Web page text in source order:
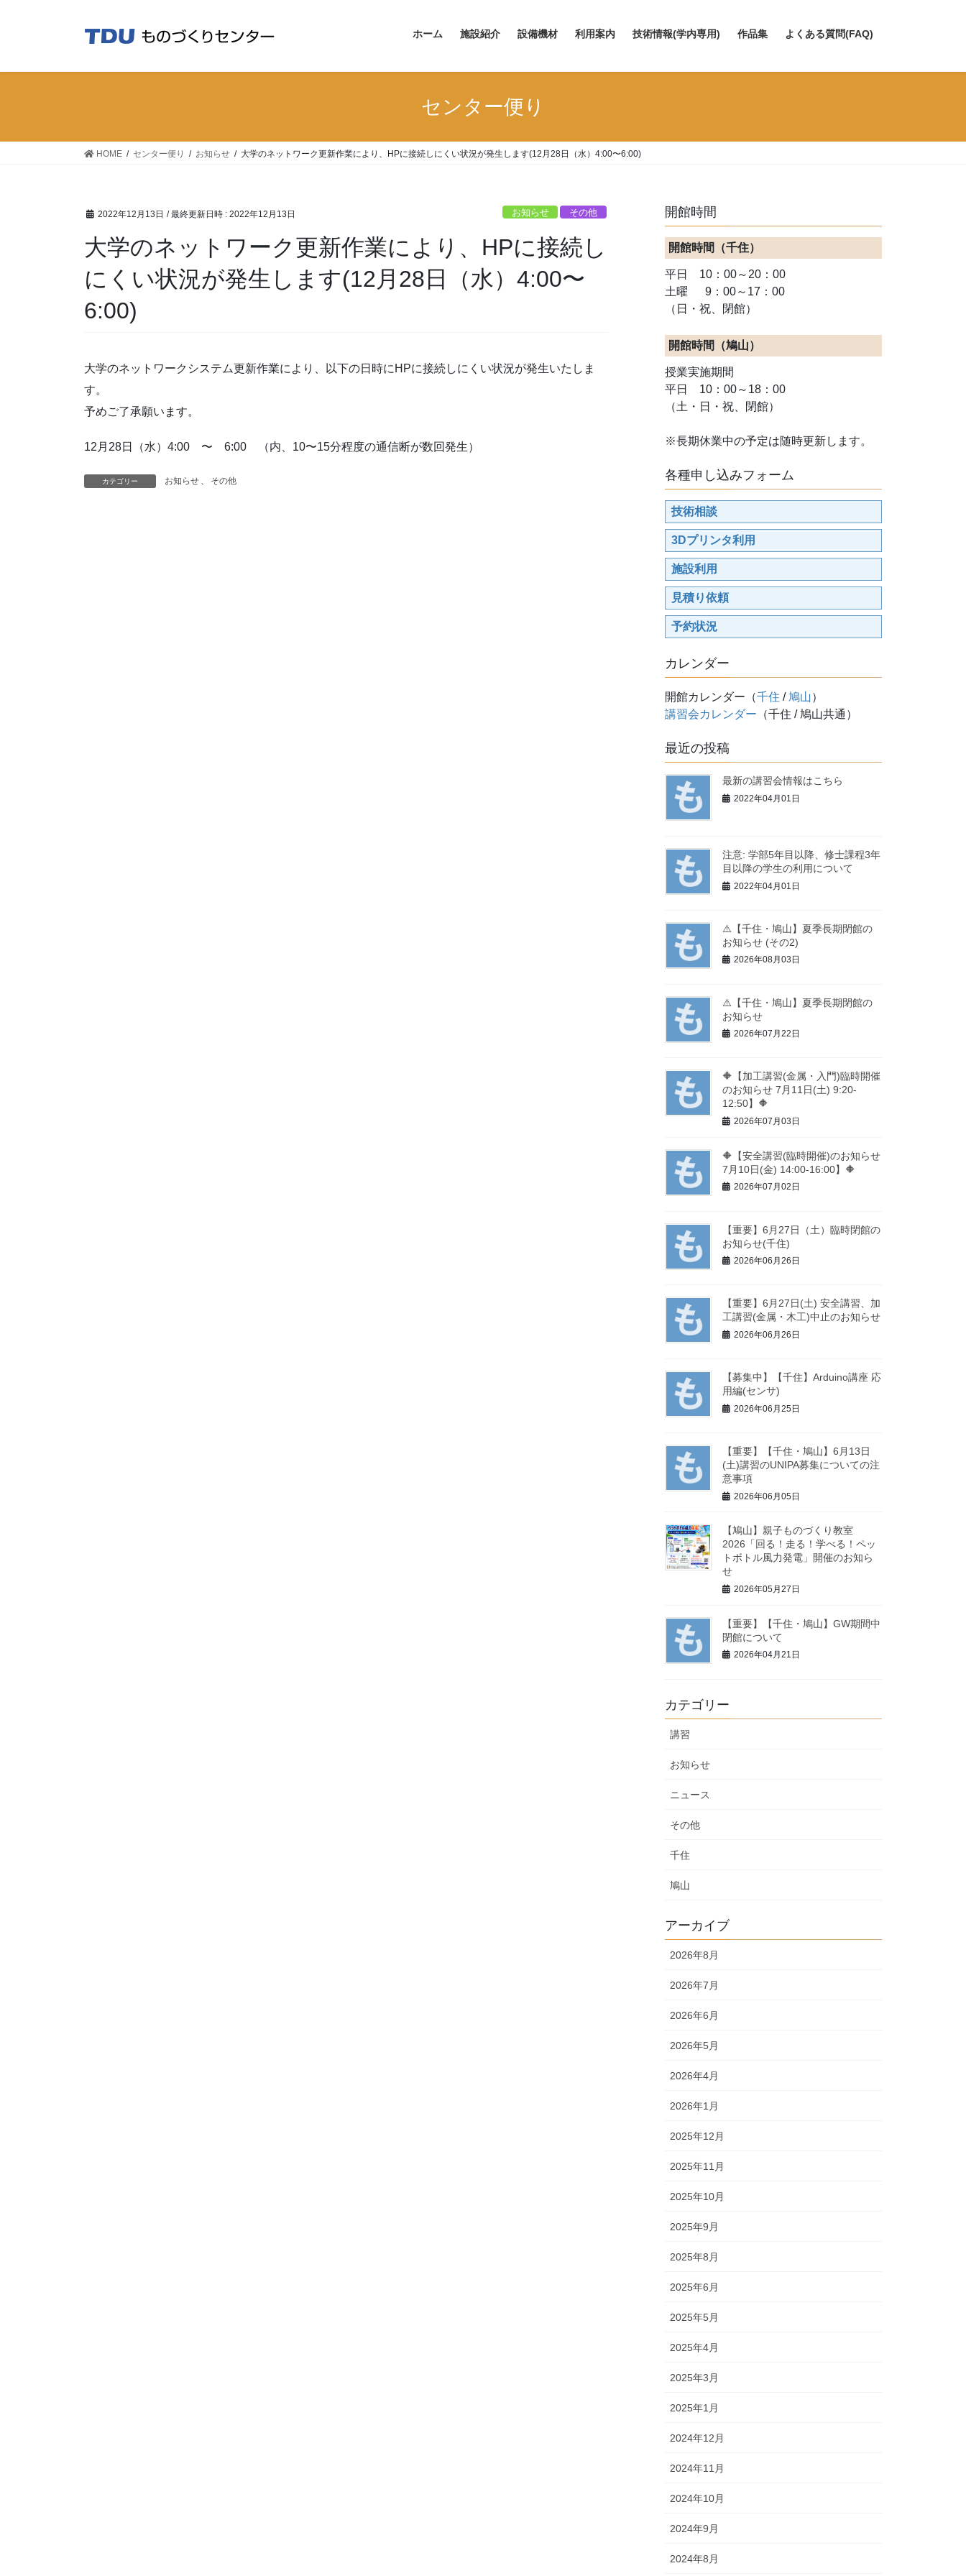
ッ
移
ホーム 施設紹介 設備機材 利用案内 技術情報(学内専用) 作品集 よくある質問(FAQ)
センター便り
HOME センター便り お知らせ 大学のネットワーク更新作業により、HPに接続しにくい状況が発生します(12月28日（水）4:00〜6:00)
2022年12月13日 / 最終更新日時 : 2022年12月13日 その他
お知らせ
大学のネットワーク更新作業により、HPに接続し
にくい状況が発生します(12月28日（水）4:00〜
6:00)
大学のネットワークシステム更新作業により、以下の日時にHPに接続しにくい状況が発生いたしま
す。
予めご了承願います。
12月28日（水）4:00 〜 6:00 （内、10〜15分程度の通信断が数回発生）
カテゴリー お知らせ その他
開館時間
開館時間（千住）
平日 10：00～20：00
土曜 9：00～17：00
（日・祝、閉館）
開館時間（鳩山）
授業実施期間
平日 10：00～18：00
（土・日・祝、閉館）
※長期休業中の予定は随時更新します。
各種申し込みフォーム
技術相談
3Dプリンタ利用
施設利用
見積り依頼
予約状況
カレンダー
開館カレンダー（千住 /鳩山）
講習会カレンダー （千住 / 鳩山共通）
最近の投稿
最新の講習会情報はこちら
2022年04月01日
注意: 学部5年目以降、修士課程3年
目以降の学生の利用について
2022年04月01日
⚠️【千住・鳩山】夏季長期閉館の
お知らせ (その2)
2026年08月03日
⚠️【千住・鳩山】夏季長期閉館の
お知らせ
2026年07月22日
🔶【加工講習(金属・入門)臨時開催
のお知らせ 7月11日(土) 9:20-
12:50】🔶
2026年07月03日
🔶【安全講習(臨時開催)のお知らせ
7月10日(金) 14:00-16:00】🔶
2026年07月02日
【重要】6月27日（土）臨時閉館の
お知らせ(千住)
2026年06月26日
【重要】6月27日(土) 安全講習、加
工講習(金属・木工)中止のお知らせ
2026年06月26日
【募集中】【千住】Arduino講座 応
用編(センサ)
2026年06月25日
【重要】【千住・鳩山】6月13日
(土)講習のUNIPA募集についての注
意事項
2026年06月05日
【鳩山】親子ものづくり教室
2026「回る！走る！学べる！ペッ
トボトル風力発電」開催のお知ら
せ
2026年05月27日
【重要】【千住・鳩山】GW期間中
閉館について
2026年04月21日
カテゴリー
講習
お知らせ
ニュース
その他
千住
鳩山
アーカイブ
2026年8月
2026年7月
2026年6月
2026年5月
2026年4月
2026年1月
2025年12月
2025年11月
2025年10月
2025年9月
2025年8月
2025年6月
2025年5月
2025年4月
2025年3月
2025年1月
2024年12月
2024年11月
2024年10月
2024年9月
2024年8月